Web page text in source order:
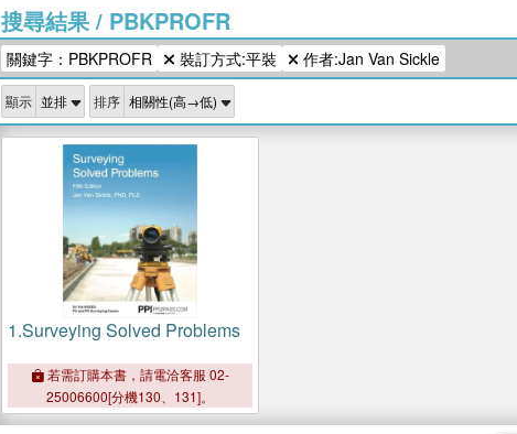
搜尋結果/ PBKPROFR
關鍵字：PBKPROFR 裝訂方式:平裝 作者:Jan Van Sickle
顯示 排序
1.Surveying Solved Problems
若需訂購本書，請電洽客服 02-
25006600[分機130、131]。